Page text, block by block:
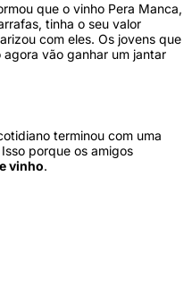
que o vinho Pera Manca,
tinha o seu valor
com eles. Os jovens que
vão ganhar um jantar
terminou com uma
porque os amigos
vinho.